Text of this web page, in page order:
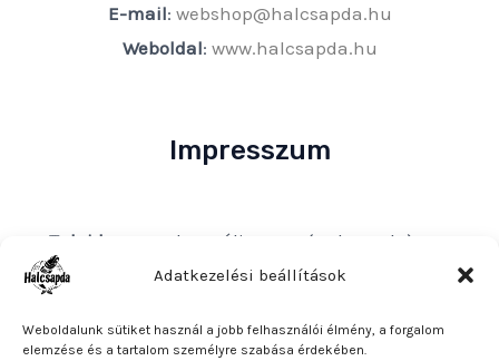
Adatkezelési beállítások
Weboldalunk sütiket használ a jobb felhasználói élmény, a forgalom
elemzése és a tartalom személyre szabása érdekében.
E-mail: webshop@halcsapda.hu
Weboldal: www.halcsapda.hu
Impresszum
Tulajdonos
: Bakos Bálint E. V. (Halcsapda)
Székhely és postacím: 2890 Tata, Nyárfa u. 7.
Közösségi adószám: HU90921379